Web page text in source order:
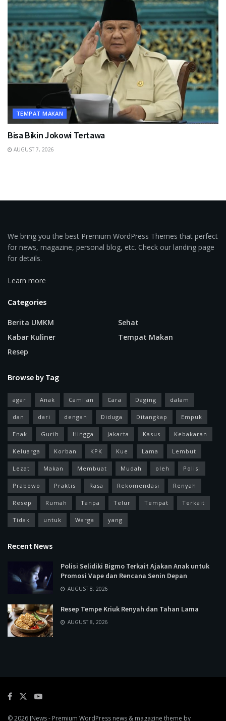
TEMPAT MAKAN
Bisa Bikin Jokowi Tertawa
AUGUST 7, 2026
We bring you the best Premium WordPress Themes that perfect
for news, magazine, personal blog, etc. Check our landing page
for details.
Learn more
Categories
Berita UMKM
Kabar Kuliner
Resep
Sehat
Tempat Makan
Browse by Tag
agar Anak Camilan Cara Daging dalam
dan dari dengan Diduga Ditangkap Empuk
Enak Gurih Hingga Jakarta Kasus Kebakaran
Keluarga Korban KPK Kue Lama Lembut
Lezat Makan Membuat Mudah oleh Polisi
Prabowo Praktis Rasa Rekomendasi Renyah
Resep Rumah Tanpa Telur Tempat Terkait
Tidak untuk Warga yang
Recent News
Polisi Selidiki Bigmo Terkait Ajakan Anak untuk
Promosi Vape dan Rencana Senin Depan
AUGUST 8, 2026
Resep Tempe Kriuk Renyah dan Tahan Lama
AUGUST 8, 2026
© 2026 JNews- Premium WordPress news & magazine theme by